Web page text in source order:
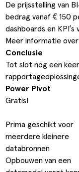
De prijsstelling van
bedrag vanaf € 150
dashboards en
Meer informatie
Conclusie
Tot slot nog een
Power Pivot
Gratis!
Prima geschikt voor
meerdere kleinere
databronnen
Opbouwen van een